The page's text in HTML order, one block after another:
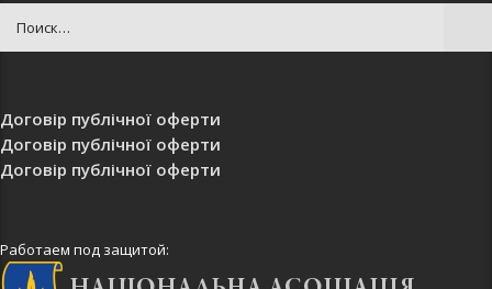
Договір публічної оферти
Договір публічної оферти
Договір публічної оферти
Работаем под защитой: